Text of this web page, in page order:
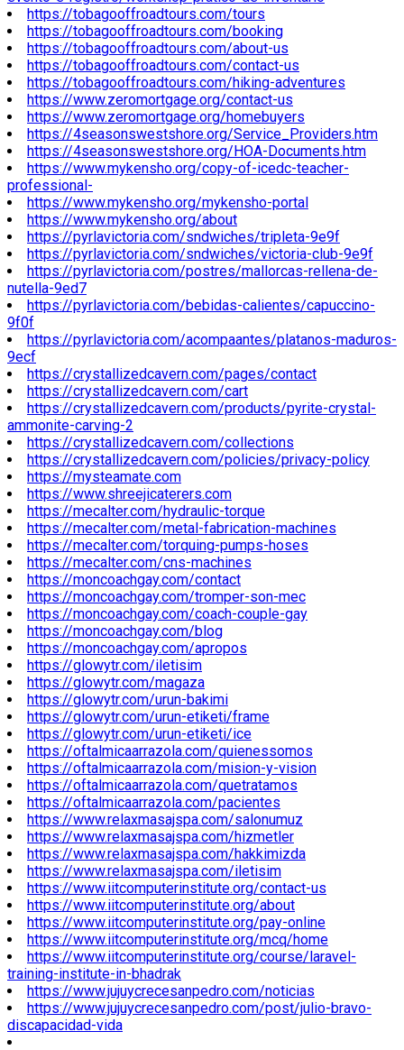
https://tobagooffroadtours.com/tours
https://tobagooffroadtours.com/booking
https://tobagooffroadtours.com/about-us
https://tobagooffroadtours.com/contact-us
https://tobagooffroadtours.com/hiking-adventures
https://www.zeromortgage.org/contact-us
https://www.zeromortgage.org/homebuyers
https://4seasonswestshore.org/Service_Providers.htm
https://4seasonswestshore.org/HOA-Documents.htm
https://www.mykensho.org/copy-of-icedc-teacher-
professional-
https://www.mykensho.org/mykensho-portal
https://www.mykensho.org/about
https://pyrlavictoria.com/sndwiches/tripleta-9e9f
https://pyrlavictoria.com/sndwiches/victoria-club-9e9f
https://pyrlavictoria.com/postres/mallorcas-rellena-de-
nutella-9ed7
https://pyrlavictoria.com/bebidas-calientes/capuccino-
9f0f
https://pyrlavictoria.com/acompaantes/platanos-maduros-
9ecf
https://crystallizedcavern.com/pages/contact
https://crystallizedcavern.com/cart
https://crystallizedcavern.com/products/pyrite-crystal-
ammonite-carving-2
https://crystallizedcavern.com/collections
https://crystallizedcavern.com/policies/privacy-policy
https://mysteamate.com
https://www.shreejicaterers.com
https://mecalter.com/hydraulic-torque
https://mecalter.com/metal-fabrication-machines
https://mecalter.com/torquing-pumps-hoses
https://mecalter.com/cns-machines
https://moncoachgay.com/contact
https://moncoachgay.com/tromper-son-mec
https://moncoachgay.com/coach-couple-gay
https://moncoachgay.com/blog
https://moncoachgay.com/apropos
https://glowytr.com/iletisim
https://glowytr.com/magaza
https://glowytr.com/urun-bakimi
https://glowytr.com/urun-etiketi/frame
https://glowytr.com/urun-etiketi/ice
https://oftalmicaarrazola.com/quienessomos
https://oftalmicaarrazola.com/mision-y-vision
https://oftalmicaarrazola.com/quetratamos
https://oftalmicaarrazola.com/pacientes
https://www.relaxmasajspa.com/salonumuz
https://www.relaxmasajspa.com/hizmetler
https://www.relaxmasajspa.com/hakkimizda
https://www.relaxmasajspa.com/iletisim
https://www.iitcomputerinstitute.org/contact-us
https://www.iitcomputerinstitute.org/about
https://www.iitcomputerinstitute.org/pay-online
https://www.iitcomputerinstitute.org/mcq/home
https://www.iitcomputerinstitute.org/course/laravel-
training-institute-in-bhadrak
https://www.jujuycrecesanpedro.com/noticias
https://www.jujuycrecesanpedro.com/post/julio-bravo-
discapacidad-vida